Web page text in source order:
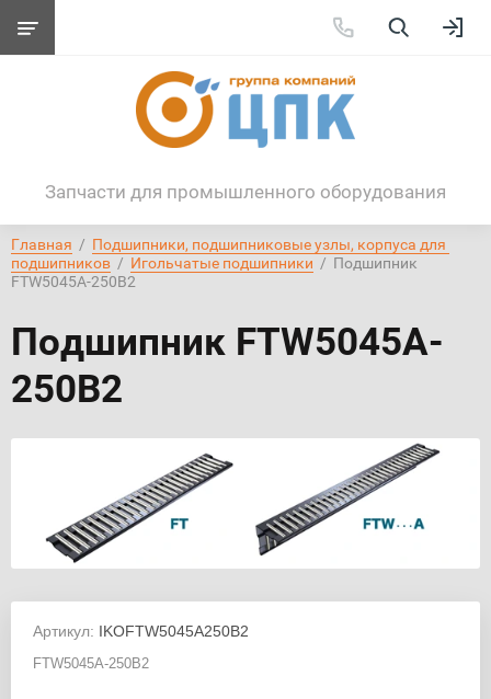
Запчасти для промышленного оборудования
Главная
  /
Подшипники, подшипниковые узлы, корпуса для
подшипников
  /
Игольчатые подшипники
  /  Подшипник
FTW5045A-250B2
Подшипник FTW5045A-
250B2
Артикул: IKOFTW5045A250B2
FTW5045A-250B2